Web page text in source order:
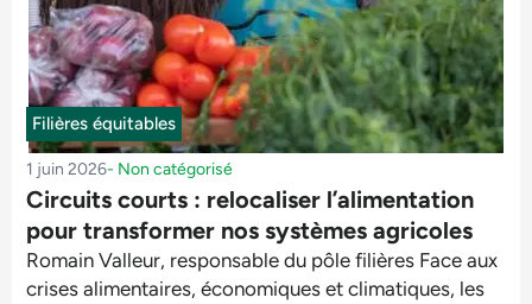
Filières équitables
1 juin 2026- Non catégorisé
Circuits courts : relocaliser l’alimentation
pour transformer nos systèmes agricoles
Romain Valleur, responsable du pôle filières Face aux
crises alimentaires, économiques et climatiques, les